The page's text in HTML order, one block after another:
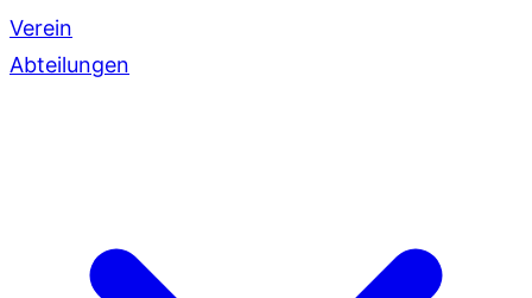
Verein
Abteilungen